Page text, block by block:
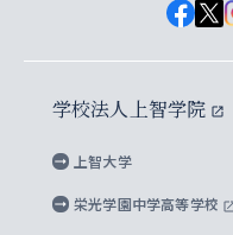
グローバル・ス
水稀少社会研究
先進機械・構
国による高等
大学院生対象の
海外留学する
学外とのネット
英文広報誌
上智大学ビジュ
上智大学校歌
上智大学への取
上智大学の公開情
上智大学の教
キャンパス案内
学校法人上智学院
上智大学
栄光学園中学高等学校